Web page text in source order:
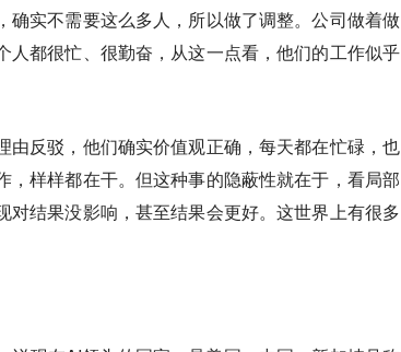
实不需要这么多人，所以做了调整。公司做着做
都很忙、很勤奋，从这一点看，他们的工作似乎
反驳，他们确实价值观正确，每天都在忙碌，也
样样都在干。但这种事的隐蔽性就在于，看局部
结果没影响，甚至结果会更好。这世界上有很多